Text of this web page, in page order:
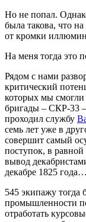
Но не попал.
была такова, что
от кромки
На меня тогда это
Рядом с нами
критический
которых мы смогли
бригады – СКР-33
проходил службу
семь лет уже в
совершит самый
поступок, в
вывод
декабре 1825 года…
545 экипажу тогда
промышленности
отработать